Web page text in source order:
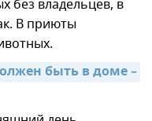
без владельцев, в
В приюты
быть в доме –